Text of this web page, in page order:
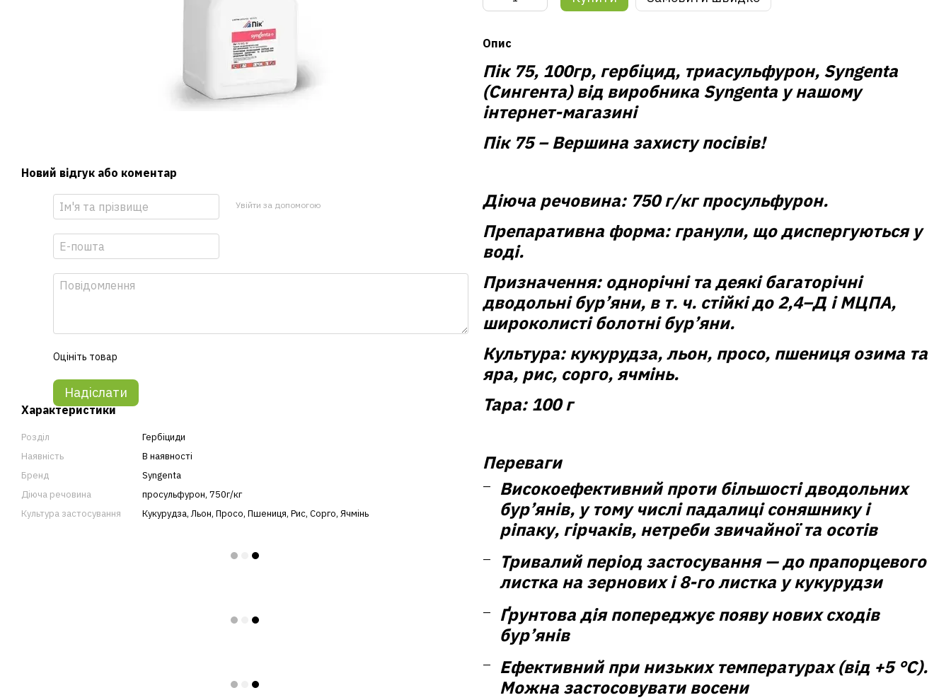
Новий відгук або коментар
Увійти за допомогою
Оцініть товар
Надіслати
Характеристики
Розділ
Гербіциди
Наявність
В наявності
Бренд
Syngenta
Діюча речовина
просульфурон, 750г/кг
Культура застосування
Кукурудза,Льон, Просо, Пшениця, Рис, Сорго, Ячмінь
Опис
Пік 75, 100гр, гербіцид, триасульфурон, Syngenta
(Сингента) від виробника Syngenta у нашому
інтернет-магазині
Пік 75 – Вершина захисту посівів!
Діюча речовина:750 г/кг просульфурон.
Препаративна форма:гранули, що диспергуються у
воді.
Призначення:однорічні та деякі багаторічні
дводольні бур’яни, в т. ч. стійкі до 2,4–Д і МЦПА,
широколисті болотні бур’яни.
Культура:кукурудза, льон, просо, пшениця озима та
яра, рис, сорго, ячмінь.
Тара:100 г
Переваги
Високоефективний проти більшості дводольних
бур’янів, у тому числі падалиці соняшнику і
ріпаку, гірчаків, нетреби звичайної та осотів
Тривалий період застосування — до прапорцевого
листка на зернових і 8-го листка у кукурудзи
Ґрунтова дія попереджує появу нових сходів
бур’янів
Ефективний при низьких температурах (від +5 °С).
Можна застосовувати восени